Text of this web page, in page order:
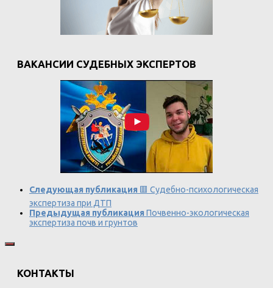
ВАКАНСИИ СУДЕБНЫХ ЭКСПЕРТОВ
Следующая публикация 🟥 Судебно-психологическая
экспертиза при ДТП
Предыдущая публикация Почвенно-экологическая
экспертиза почв и грунтов
КОНТАКТЫ